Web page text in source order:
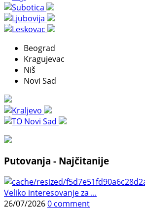
Beograd
Kragujevac
Niš
Novi Sad
Putovanja - Najčitanije
Veliko interesovanje za ...
26/07/20260 comment